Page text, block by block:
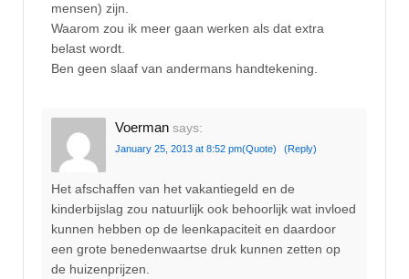
mensen) zijn.
Waarom zou ik meer gaan werken als dat extra
belast wordt.
Ben geen slaaf van andermans handtekening.
Voerman says:
January 25, 2013 at 8:52 pm(Quote) (Reply)
Het afschaffen van het vakantiegeld en de
kinderbijslag zou natuurlijk ook behoorlijk wat invloed
kunnen hebben op de leenkapaciteit en daardoor
een grote benedenwaartse druk kunnen zetten op
de huizenprijzen.